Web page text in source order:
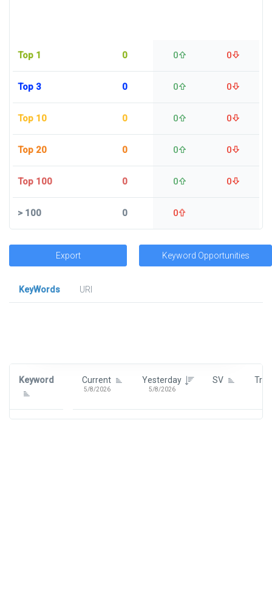
Top 1 0 0 0
Top 3 0 0 0
Top 10 0 0 0
Top 20 0 0 0
Top 100 0 0 0
>100 0 0
Export Keyword Opportunities
KeyWords
URl
Keyword Current
5/8/2026
Yesterday
5/8/2026
SV